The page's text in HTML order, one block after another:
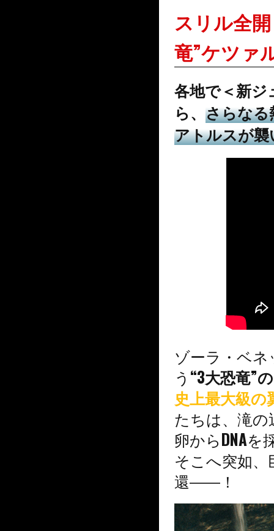
スリル全
竜”ケツァ
各地で＜新
ら、 さらなる
アトルスが
ゾーラ・ベ
う “3大恐竜”
史上最大級
たちは、滝
卵からDNA
そこへ突如
還――！